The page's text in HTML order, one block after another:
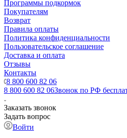
Программы подкормок
Покупателям
Возврат
Правила оплаты
Политика конфиденциальности
Пользовательское соглашение
Доставка и оплата
Отзывы
Контакты
8 800 600 82 06
8 800 600 82 06Звонок по РФ
Заказать звонок
Задать вопрос
Войти